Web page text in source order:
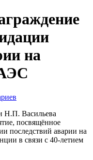
на
Н.П. Васильева
посвящённое
последствий аварии на
в связи с 40-летием